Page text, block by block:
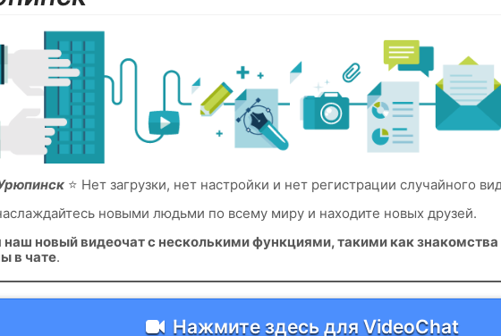
⭐ Нет загрузки, нет настройки и нет регистрации случайного
новыми людьми по всему миру и находите новых друзей.
наш новый видеочат с несколькими функциями, такими как
в чате.
Нажмите здесь для VideoChat